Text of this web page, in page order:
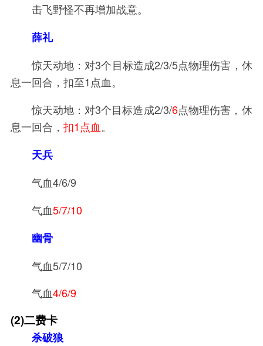
击飞野怪不再增加战意。
薛礼
惊天动地：对3个目标造成2/3/5点物理伤害，休
息一回合，扣至1点血。
惊天动地：对3个目标造成2/3/6点物理伤害，休
息一回合， 扣1点血。
天兵
气血4/6/9
气血5/7/10
幽骨
气血5/7/10
气血4/6/9
(2)二费卡
杀破狼